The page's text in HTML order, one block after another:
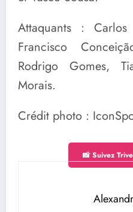
Attaquants :
Francisco
Rodrigo Gomes,
Morais.
Crédit photo :
📸 Suivez